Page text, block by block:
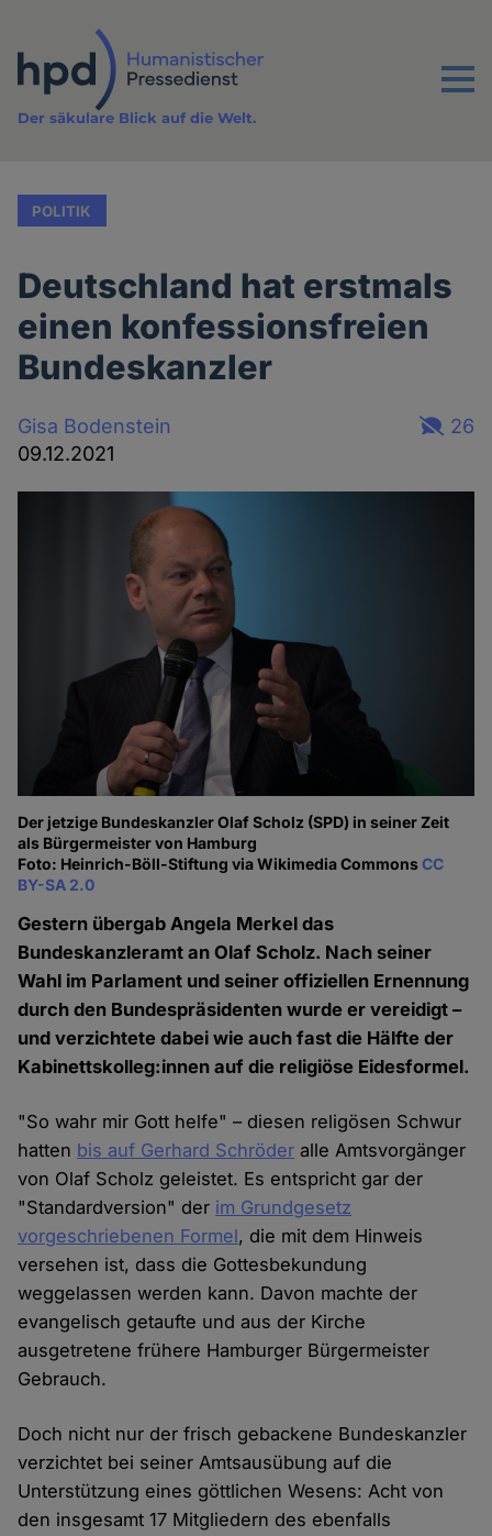
Inhalt
Menu
Der säkulare Blick auf die Welt.
POLITIK
Deutschland hat erstmals
einen konfessionsfreien
Bundeskanzler
Gisa Bodenstein
09.12.2021
26
Der jetzige Bundeskanzler Olaf Scholz (SPD) in seiner Zeit
als Bürgermeister von Hamburg
Foto: Heinrich-Böll-Stiftung via Wikimedia CommonsCC
BY-SA 2.0
Gestern übergab Angela Merkel das
Bundeskanzleramt an Olaf Scholz. Nach seiner
Wahl im Parlament und seiner offiziellen Ernennung
durch den Bundespräsidenten wurde er vereidigt –
und verzichtete dabei wie auch fast die Hälfte der
Kabinettskolleg:innen auf die religiöse Eidesformel.
"So wahr mir Gott helfe" – diesen religösen Schwur
hatten bis auf Gerhard Schröder alle Amtsvorgänger
von Olaf Scholz geleistet. Es entspricht gar der
"Standardversion" der im Grundgesetz
vorgeschriebenen Formel, die mit dem Hinweis
versehen ist, dass die Gottesbekundung
weggelassen werden kann. Davon machte der
evangelisch getaufte und aus der Kirche
ausgetretene frühere Hamburger Bürgermeister
Gebrauch.
Doch nicht nur der frisch gebackene Bundeskanzler
verzichtet bei seiner Amtsausübung auf die
Unterstützung eines göttlichen Wesens: Acht von
den insgesamt 17 Mitgliedern des ebenfalls